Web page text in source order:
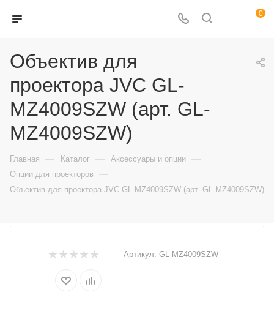
0
Объектив для
проектора JVC GL-
MZ4009SZW (арт. GL-
MZ4009SZW)
Главная — Каталог — Аксессуары и опции —
Опции для проекторов —
Объектив для проектора JVC GL-MZ4009SZW (арт. GL-MZ4009SZW)
Артикул: GL-MZ4009SZW